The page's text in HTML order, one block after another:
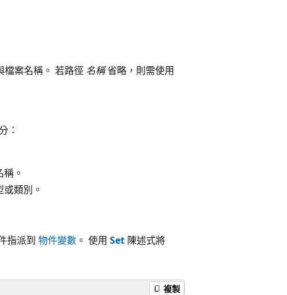
檔案名稱。 若路徑 名稱省略，則需使用
：
。
類別。
指派到 物件變數 。 使用 Set 陳述式將
複製